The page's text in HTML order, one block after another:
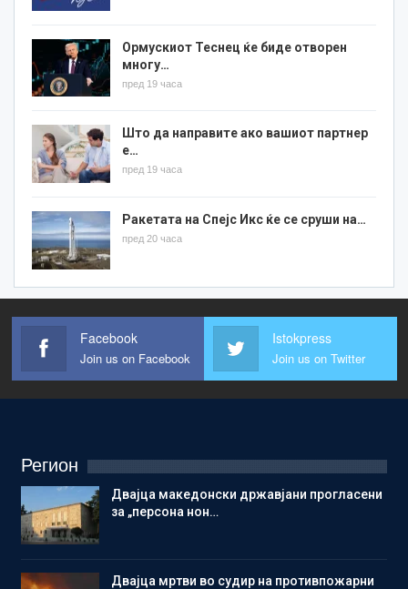
Ормускиот Теснец ќе биде отворен
многу…
пред 19 часа
Што да направите ако вашиот партнер
е…
пред 19 часа
Ракетата на Спејс Икс ќе се сруши на…
пред 20 часа
Facebook
Join us on Facebook
Istokpress
Join us on Twitter
Регион
Двајца македонски државјани прогласени
за „персона нон…
Двајца мртви во судир на противпожарни